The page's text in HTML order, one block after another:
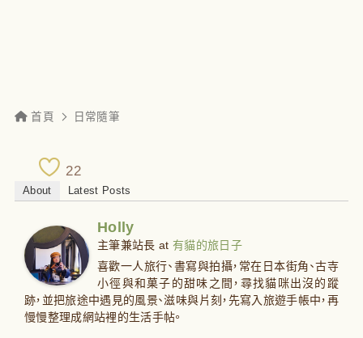
首頁 日常隨筆
22
About Latest Posts
Holly
主筆兼站長 at 有貓的旅日子
喜歡一人旅行、書寫與拍攝，常在日本街角、古寺
小徑與和菓子的甜味之間，尋找貓咪出沒的蹤
跡，並把旅途中遇見的風景、滋味與片刻，先寫入旅遊手帳中，再
慢慢整理成網站裡的生活手帖。